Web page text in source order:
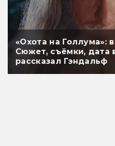
«Охота на Голлума»:
Сюжет, съёмки, дата
рассказал Гэндальф